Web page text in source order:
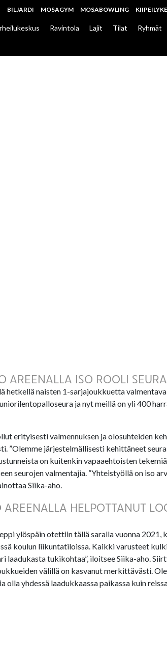
BILJARDI MOSAGYM MOSABOWLING
Ravintola Lajit Tilat Ryhmät
AREENALLA ISO ROOLI
hetkellä naisten 1-sarjajoukkuetta valmentava
ja nyt meillä on yli 400
erityisesti valmennuksen ja olosuhteiden
”Olemme järjestelmällisesti kehittäneet
on kuitenkin vapaaehtoisten
seurojen valmentajia. ”Yhteistyöllä on iso
Siika-aho.
HELPOTTANUT
ylöspäin otettiin tällä saralla vuonna 2021,
koulun liikuntatiloissa. Kaikki varusteet
tukikohtaa”, iloitsee Siika-aho.
välillä on kasvanut merkittävästi.
yhdessä laadukkaassa paikassa kuin